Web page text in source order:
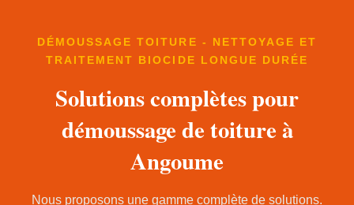
DÉMOUSSAGE TOITURE - NETTOYAGE ET
TRAITEMENT BIOCIDE LONGUE DURÉE
Solutions complètes pour
démoussage de toiture à
Angoume
Nous proposons une gamme complète de solutions.